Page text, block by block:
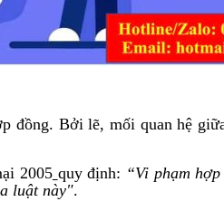
Bởi lẽ, mối quan hệ
2005 quy định: “Vi phạm
luật này".